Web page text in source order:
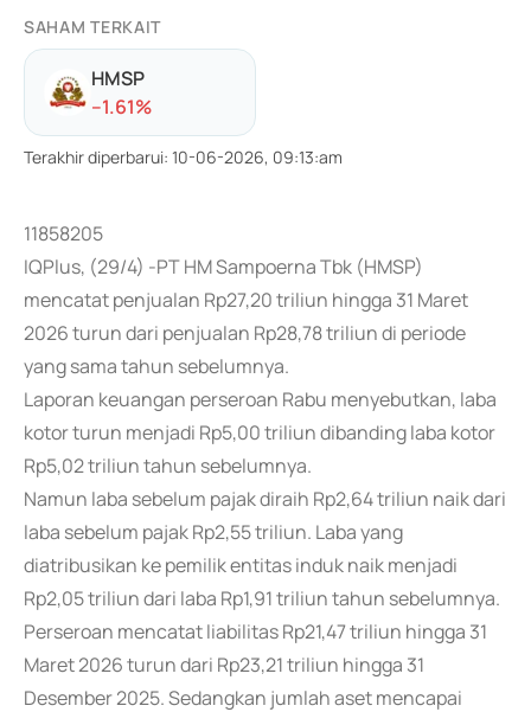
SAHAM TERKAIT
HMSP
--1.61%
Terakhir diperbarui: 10-06-2026, 09:13:am
11858205
IQPlus, (29/4) -PT HM Sampoerna Tbk (HMSP)
mencatat penjualan Rp27,20 triliun hingga 31 Maret
2026 turun dari penjualan Rp28,78 triliun di periode
yang sama tahun sebelumnya.
Laporan keuangan perseroan Rabu menyebutkan, laba
kotor turun menjadi Rp5,00 triliun dibanding laba kotor
Rp5,02 triliun tahun sebelumnya.
Namun laba sebelum pajak diraih Rp2,64 triliun naik dari
laba sebelum pajak Rp2,55 triliun. Laba yang
diatribusikan ke pemilik entitas induk naik menjadi
Rp2,05 triliun dari laba Rp1,91 triliun tahun sebelumnya.
Perseroan mencatat liabilitas Rp21,47 triliun hingga 31
Maret 2026 turun dari Rp23,21 triliun hingga 31
Desember 2025. Sedangkan jumlah aset mencapai